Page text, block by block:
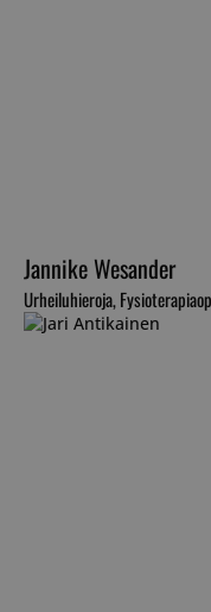
Jannike Wesander
Urheiluhieroja,